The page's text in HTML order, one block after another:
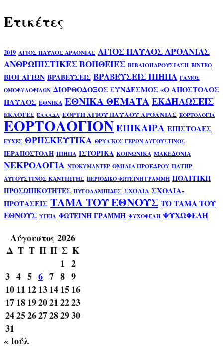
Ετικέτες
2019 ΑΓΙΟΣ ΠΑΥΛΟΣ ΑΡΑΟΝΙΑΣ ΑΓΙΟΣ ΠΑΥΛΟΣ ΑΡΟΑΝΙΑΣ
ΑΝΘΡΩΠΙΣΤΙΚΕΣ ΒΟΗΘΕΙΕΣ ΒΙΒΛΙΟΠΑΡΟΥΣΙΑΣΗ ΒΙΝΤΕΟ
ΒΙΟΙ ΑΓΙΩΝ ΒΡΑΒΕΥΣΕΙΣ ΒΡΑΒΕΥΣΕΙΣ ΙΠΗΠΑ ΓΑΜΟΣ
ΟΜΟΦΥΛΟΦΙΛΩΝ ΔΙΟΡΘΟΔΟΞΟΣ ΣΥΝΔΕΣΜΟΣ «Ο ΑΠΟΣΤΟΛΟΣ
ΠΑΥΛΟΣ ΕΘΝΙΚΑ ΕΘΝΙΚΑ ΘΕΜΑΤΑΕΚΔΗΛΩΣΕΙΣ
ΕΚΛΟΓΕΣ ΕΛΛΑΔΑ ΕΟΡΤΗ ΑΓΙΟΥ ΠΑΥΛΟΥ ΑΡΟΑΝΙΑΣ ΕΟΡΤΟΛΟΓΙΑ
ΕΟΡΤΟΛΟΓΙΟΝΕΠΙΚΑΙΡΑ ΕΠΙΣΤΟΛΕΣ
ΕΥΧΕΣ ΘΡΗΣΚΕΥΤΙΚΑ ΘΡΥΛΙΚΟΣ ΓΕΡΩΝ ΑΥΓΟΥΣΤΙΝΟΣ
ΙΕΡΑΠΟΣΤΟΛΗ ΙΠΗΠΑ ΙΣΤΟΡΙΚΑ ΚΟΙΝΩΝΙΚΑ ΜΑΚΕΔΟΝΙΑ
ΝΕΚΡΟΛΟΓΙΑ ΝΤΟΚΥΜΑΝΤΕΡ ΟΜΙΛΙΑ ΠΡΟΕΔΡΟΥ ΠΑΤΗΡ
ΑΥΓΟΥΣΤΙΝΟΣ ΚΑΝΤΙΩΤΗΣ ΠΕΡΙΟΔΙΚΟ ΦΩΤΕΙΝΗ ΓΡΑΜΜΗ ΠΟΛΙΤΙΚΗ
ΠΡΟΣΩΠΙΚΟΤΗΤΕΣ ΠΥΓΟΛΑΜΠΙΔΕΣ ΣΧΟΛΙΑ ΣΧΟΛΙΑ-
ΠΡΟΤΑΣΕΙΣ ΤΑΜΑ ΤΟΥ ΕΘΝΟΥΣ ΤΟ ΤΑΜΑ ΤΟΥ
ΕΘΝΟΥΣ ΥΓΕΙΑ ΦΩΤΕΙΝΗ ΓΡΑΜΜΗ ΨΥΧΟΦΕΛΗ ΨΥΧΩΦΕΛΗ
Αύγουστος 2026
Δ Τ Τ Π Π Σ Κ
1 2
3 4 5 6 7 8 9
1011 1213141516
17181920212223
24252627282930
31
« Ιούλ